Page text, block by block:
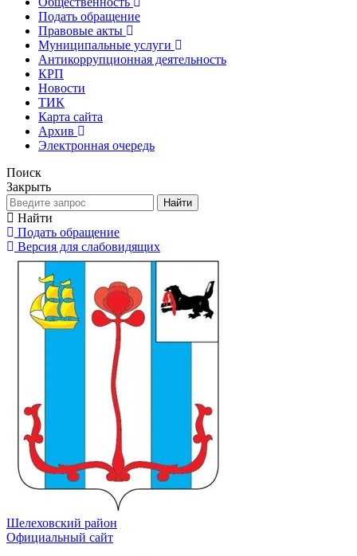
Подать обращение
Правовые акты
Муниципальные услуги
Антикоррупционная деятельность
КРП
Новости
ТИК
Карта сайта
Архив
Электронная очередь
Поиск
Закрыть
Найти
Найти
Подать обращение
Версия для слабовидящих
Шелеховский район
Официальный сайт